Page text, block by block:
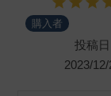
購入者
投稿日
2023/12/